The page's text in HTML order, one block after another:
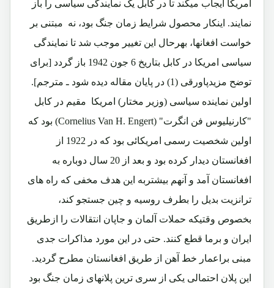
امریکا ایجاب میکند تا در کابل یک نمایندگی سیاسی را باز
نمایند. اینکار محصول شرایط زمان جنگ بود، نه مبتنی بر
خواست افغانها، بهرحال این تغییر موجب شد تا نمایندگی
سیاسی امریکا در کابل بتاریخ 6 جون 1942 باز گردد [برای
توضح مزیدپاورقی (1) در پایان مقاله دیده شود ـ مترجم].
اولین نماینده سیاسی (وزیر مختار) امریکا مقیم در کابل
"کارنیلیوس فن انگرت" (Cornelius Van H. Engert) بود که
اولین شخصیت رسمی امریکائی بود که در 1922 از
افغانستان دیدار کرده بود و بعد از 20 سال دوباره به
افغانستان آمد و آنهم بیشتربه این هدف مخفی که راه های
ترانزیت بدیل را بطرف روسیه و چین جستجو کند،
بخصوص وقتیکه حملات آلمان و جاپان انتقالات را ازطریق
ایران و برما قطع کنند. حتی در این مورد مذاکرات جدی
مبنی براعمار خط آهن از طریق افغانستان مطرح گردید.
این پلان احتمالی یکی از سری ترین پلانهای زمان جنگ بود